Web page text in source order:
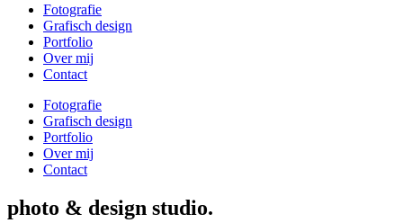
Fotografie
Grafisch design
Portfolio
Over mij
Contact
Fotografie
Grafisch design
Portfolio
Over mij
Contact
photo & design studio